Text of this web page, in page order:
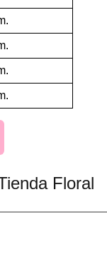
Floral